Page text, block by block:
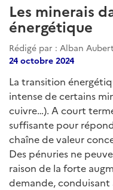
Les minerais
énergétique
Rédigé par : Alban
24 octobre 2024
La transition
intense de certains
cuivre…). A court
suffisante pour
chaîne de valeur
Des pénuries ne
raison de la forte
demande, conduisant